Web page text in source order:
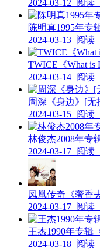
2024-03-12 阅读
陈明真1995年专
2024-03-13 阅读
TWICE《What is
2024-03-14 阅读
周深《身边》[无
2024-03-15 阅读
林俊杰2008年专
2024-03-17 阅读
凤凰传奇《奢香
2024-03-17 阅读
王杰1990年专辑
2024-03-18 阅读